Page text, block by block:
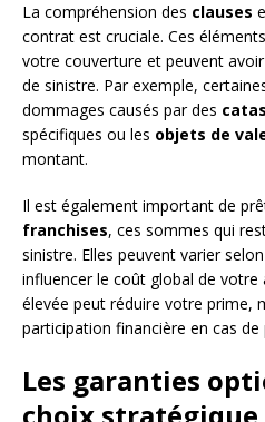
La compréhension des clauses
contrat est cruciale. Ces
votre couverture et peuvent
de sinistre. Par exemple,
dommages causés par des
spécifiques ou les objets de
montant.
Il est également important de
franchises, ces sommes qui
sinistre. Elles peuvent varier
influencer le coût global de votre
élevée peut réduire votre prime,
participation financière en cas de
Les garanties